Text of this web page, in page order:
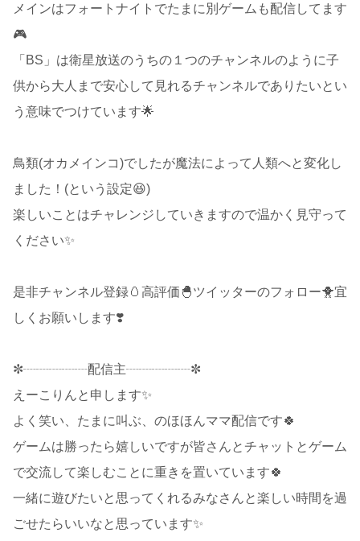
メインはフォートナイトでたまに別ゲームも配信してます
🎮
「BS」は衛星放送のうちの１つのチャンネルのように子
供から大人まで安心して見れるチャンネルでありたいとい
う意味でつけています🌟
鳥類(オカメインコ)でしたが魔法によって人類へと変化し
ました！(という設定😆)
楽しいことはチャレンジしていきますので温かく見守って
ください✨
是非チャンネル登録🥚高評価🐣ツイッターのフォロー🐥宜
しくお願いします❣️
✼┈┈┈┈┈配信主┈┈┈┈┈✼
えーこりんと申します✨
よく笑い、たまに叫ぶ、のほほんママ配信です🍀
ゲームは勝ったら嬉しいですが皆さんとチャットとゲーム
で交流して楽しむことに重きを置いています🍀
一緒に遊びたいと思ってくれるみなさんと楽しい時間を過
ごせたらいいなと思っています✨